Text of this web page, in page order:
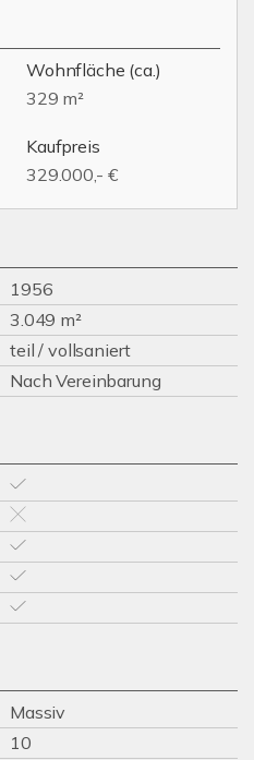
Wohnfläche (ca.)
329 m²
Kaufpreis
329.000,- €
1956
3.049 m²
teil / vollsaniert
Nach Vereinbarung
Massiv
10